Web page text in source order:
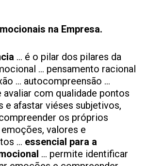
na Empresa.
… é o pilar dos pilares da
… pensamento racional
… autocompreensão …
avaliar com qualidade pontos
e afastar viéses subjetivos,
os próprios
valores e
… essencial para a
… permite identificar